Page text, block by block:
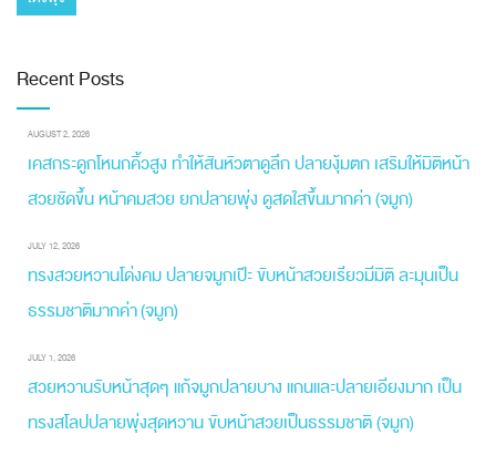
Recent Posts
AUGUST 2, 2026
เคสกระดูกโหนกคิ้วสูง ทำให้สันหัวตาดูลึก ปลายงุ้มตก เสริมให้มิติหน้า
สวยชัดขึ้น หน้าคมสวย ยกปลายพุ่ง ดูสดใสขึ้นมากค่า (จมูก)
JULY 12, 2026
ทรงสวยหวานโด่งคม ปลายจมูกเป๊ะ ขับหน้าสวยเรียวมีมิติ ละมุนเป็น
ธรรมชาติมากค่า (จมูก)
JULY 1, 2026
สวยหวานรับหน้าสุดๆ แก้จมูกปลายบาง แกนและปลายเอียงมาก เป็น
ทรงสโลปปลายพุ่งสุดหวาน ขับหน้าสวยเป็นธรรมชาติ (จมูก)